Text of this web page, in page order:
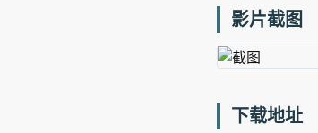
影片截图
下载地址